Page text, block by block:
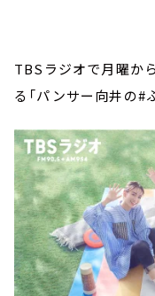
TBSラジオで月曜か
る「パンサー向井の#